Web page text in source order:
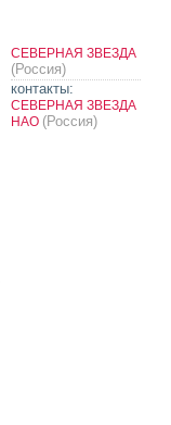
СЕВЕРНАЯ ЗВЕЗДА
(Россия)
контакты:
СЕВЕРНАЯ ЗВЕЗДА
НАО (Россия)